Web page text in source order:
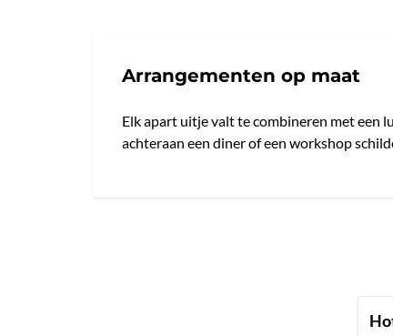
Arrangementen op maat
Elk apart uitje valt te combineren met een
achteraan een diner of een workshop